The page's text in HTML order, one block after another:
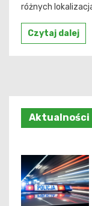
różnych
Czytaj dalej
Aktualności